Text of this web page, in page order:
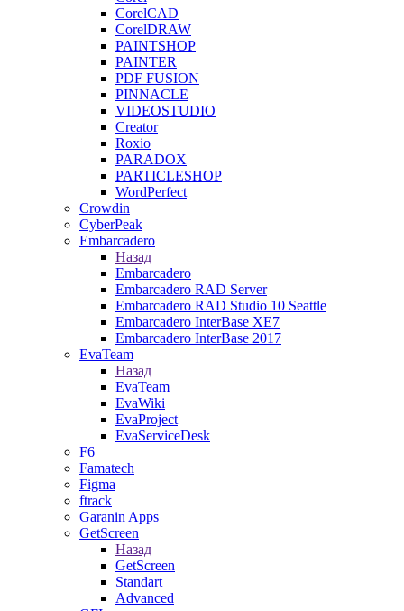
CorelCAD
CorelDRAW
PAINTSHOP
PAINTER
PDF FUSION
PINNACLE
VIDEOSTUDIO
Creator
Roxio
PARADOX
PARTICLESHOP
WordPerfect
Crowdin
CyberPeak
Embarcadero
Назад
Embarcadero
Embarcadero RAD Server
Embarcadero RAD Studio 10 Seattle
Embarcadero InterBase XE7
Embarcadero InterBase 2017
EvaTeam
Назад
EvaTeam
EvaWiki
EvaProject
EvaServiceDesk
F6
Famatech
Figma
ftrack
Garanin Apps
GetScreen
Назад
GetScreen
Standart
Advanced